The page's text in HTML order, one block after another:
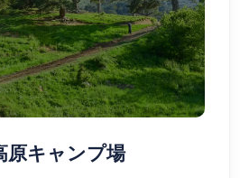
原キャンプ場